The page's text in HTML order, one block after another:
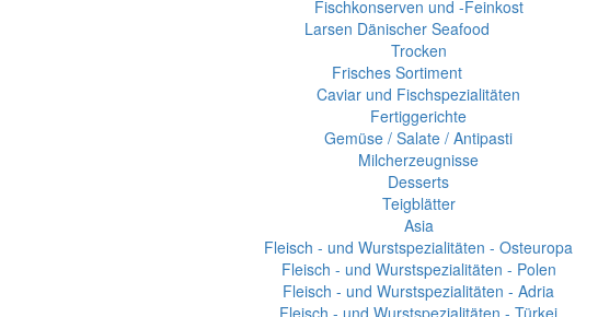
Fischkonserven und -Feinkost
Larsen Dänischer Seafood
Trocken
Frisches Sortiment
Caviar und Fischspezialitäten
Fertiggerichte
Gemüse / Salate / Antipasti
Milcherzeugnisse
Desserts
Teigblätter
Asia
Fleisch - und Wurstspezialitäten - Osteuropa
Fleisch - und Wurstspezialitäten - Polen
Fleisch - und Wurstspezialitäten - Adria
Fleisch - und Wurstspezialitäten - Türkei